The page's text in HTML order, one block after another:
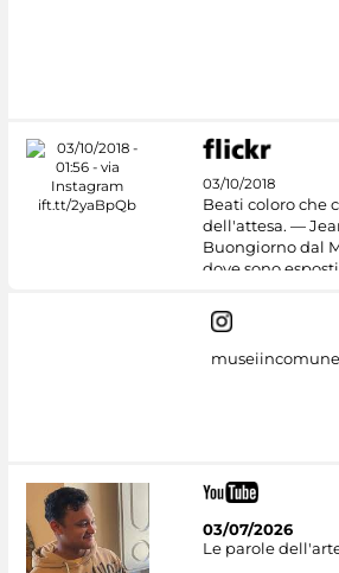
03/10/2018
Beati coloro che
dell'attesa. —
Buongiorno dal
dove sono
03/07/2026
Le parole